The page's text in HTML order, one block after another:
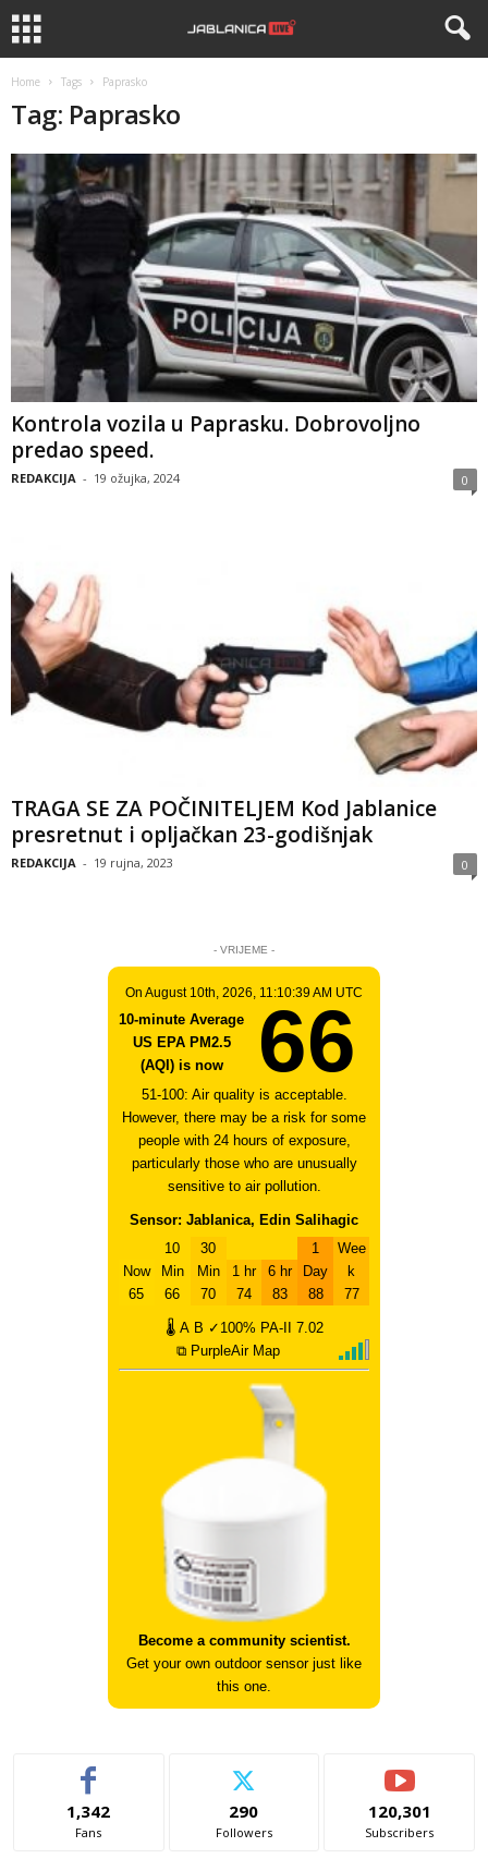
Home Tags Paprasko
Tag: Paprasko
Kontrola vozila u Paprasku. Dobrovoljno
predao speed.
REDAKCIJA - 19 ožujka, 2024 0
TRAGA SE ZA POČINITELJEM Kod Jablanice
presretnut i opljačkan 23-godišnjak
REDAKCIJA - 19 rujna, 2023 0
- VRIJEME -
On August 10th, 2026, 11:10:39 AM UTC
10-minute Average
US EPA PM2.5
(AQI) is now
66
51-100: Air quality is acceptable.
However, there may be a risk for some
people with 24 hours of exposure,
particularly those who are unusually
sensitive to air pollution.
Sensor: Jablanica, Edin Salihagic
Now
65
10
Min
66
30
Min
70
1 hr
74
6 hr
83
1
Day
88
Wee
k
77
🌡 A B ✓100% PA-II 7.02
⧉ PurpleAir Map
Become a community scientist.
Get your own outdoor sensor just like
this one.
1,342
Fans
290
Followers
120,301
Subscribers